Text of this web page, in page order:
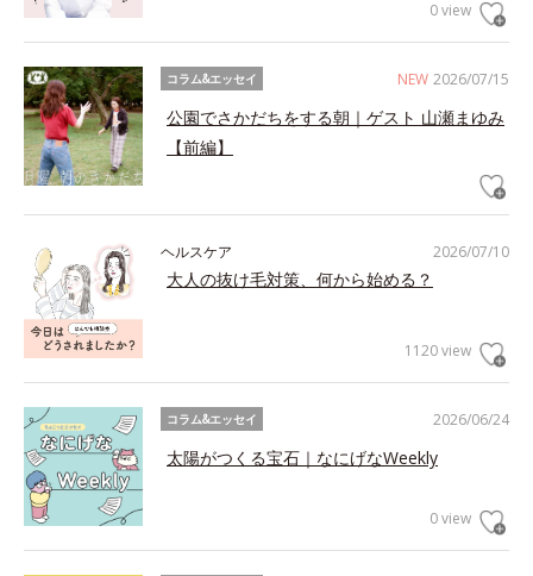
0 view
NEW 2026/07/15
コラム&エッセイ
公園でさかだちをする朝｜ゲスト 山瀬まゆみ
【前編】
2026/07/10
ヘルスケア
大人の抜け毛対策、何から始める？
1120 view
2026/06/24
コラム&エッセイ
太陽がつくる宝石｜なにげなWeekly
0 view